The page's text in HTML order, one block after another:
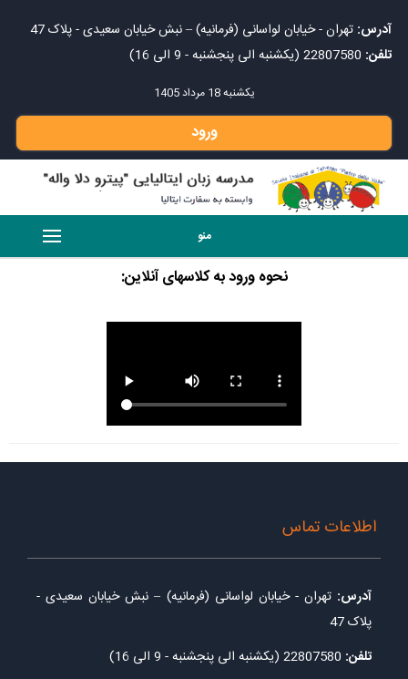
آدرس: تهران - خیابان لواسانی (فرمانیه) – نبش خیابان سعیدی - پلاک 47
تلفن:
يكشنبه 18 مرداد 1405
ورود
منو
نحوه ورود به کلاسهای آنلاین:
اطلاعات تماس
آدرس: تهران - خیابان لواسانی (فرمانیه) – نبش خیابان سعیدی -
پلاک 47
تلفن: